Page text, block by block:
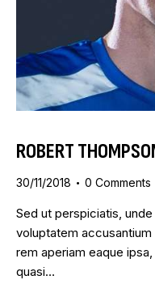
ROBERT
30/11/2018 0 Comments
Sed ut perspiciatis,
voluptatem
rem aperiam eaque
quasi…